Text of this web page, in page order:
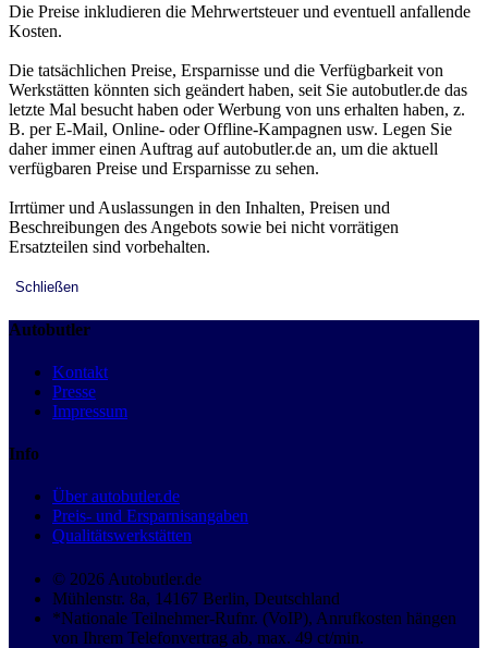
Die Preise inkludieren die Mehrwertsteuer und eventuell anfallende
Kosten.
Die tatsächlichen Preise, Ersparnisse und die Verfügbarkeit von
Werkstätten könnten sich geändert haben, seit Sie autobutler.de das
letzte Mal besucht haben oder Werbung von uns erhalten haben, z.
B. per E-Mail, Online- oder Offline-Kampagnen usw. Legen Sie
daher immer einen Auftrag auf autobutler.de an, um die aktuell
verfügbaren Preise und Ersparnisse zu sehen.
Irrtümer und Auslassungen in den Inhalten, Preisen und
Beschreibungen des Angebots sowie bei nicht vorrätigen
Ersatzteilen sind vorbehalten.
Schließen
Autobutler
Kontakt
Presse
Impressum
Info
Über autobutler.de
Preis- und Ersparnisangaben
Qualitätswerkstätten
© 2026 Autobutler.de
Mühlenstr. 8a, 14167 Berlin, Deutschland
*Nationale Teilnehmer-Rufnr. (VoIP), Anrufkosten hängen
von Ihrem Telefonvertrag ab, max. 49 ct/min.